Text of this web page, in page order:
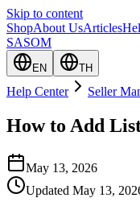
Skip to content
ShopAbout UsArticles
SASOM
EN TH
Help Center Seller
How to Add
May 13, 2026
Updated May 13,